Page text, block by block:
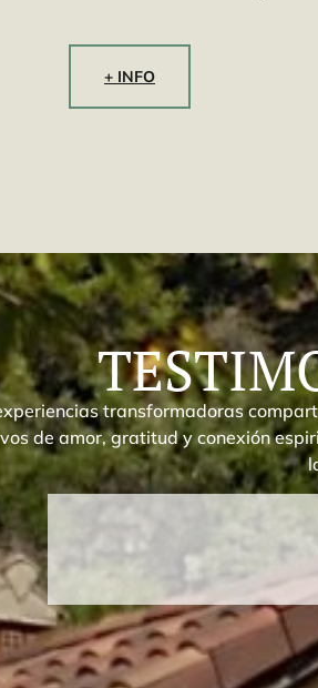
+ INFO
transformadoras
de amor, gratitud y conexión